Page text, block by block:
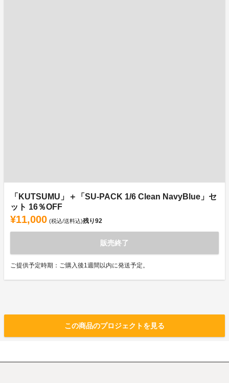
「KUTSUMU」＋「SU-PACK 1/6 Clean NavyBlue」セ
ット 16％OFF
¥11,000 (税込/送料込)残り92
販売終了
ご提供予定時期：ご購入後1週間以内に発送予定。
この商品のプロジェクトを見る